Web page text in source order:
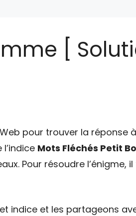
[
pour trouver la réponse
Mots Fléchés Petit
Pour résoudre
indice et les partageons